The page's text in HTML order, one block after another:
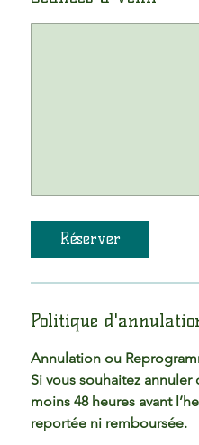
Réserver
Politique
Annulation ou
Si vous souhaitez
moins 48 heures avant
reportée ni remboursée.